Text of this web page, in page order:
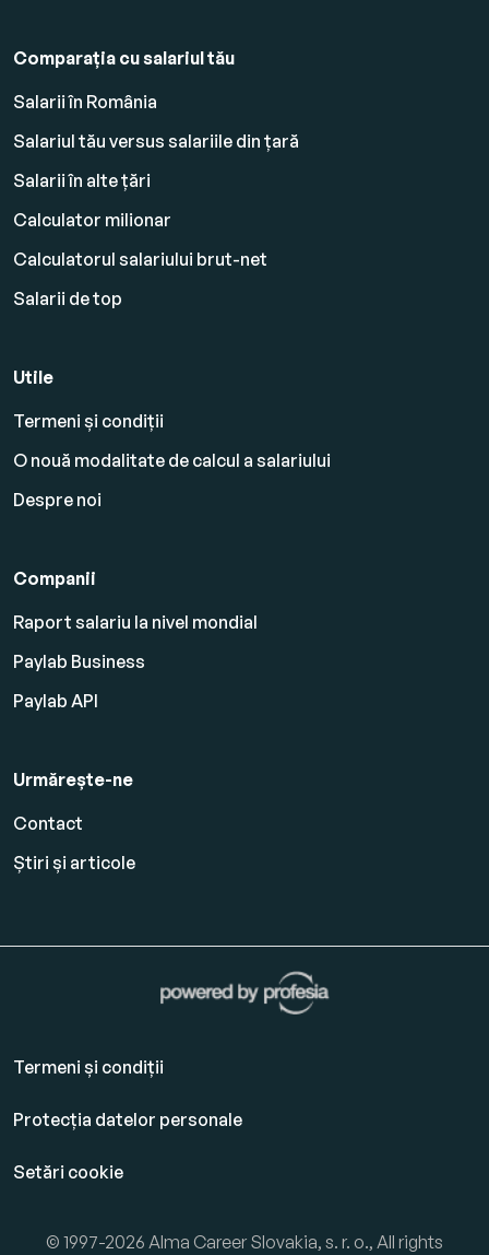
Comparația cu salariul tău
Salarii în România
Salariul tău versus salariile din țară
Salarii în alte țări
Calculator milionar
Calculatorul salariului brut-net
Salarii de top
Utile
Termeni și condiții
O nouă modalitate de calcul a salariului
Despre noi
Companii
Raport salariu la nivel mondial
Paylab Business
Paylab API
Urmărește-ne
Contact
Știri și articole
Termeni și condiții
Protecția datelor personale
Setări cookie
© 1997-2026 Alma Career Slovakia, s. r. o., All rights